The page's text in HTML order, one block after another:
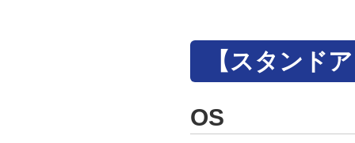
【スタンド
OS